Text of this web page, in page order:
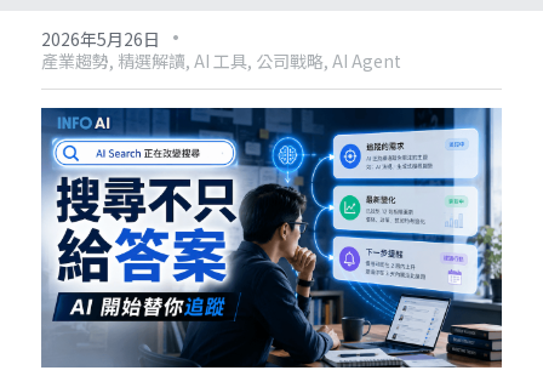
2026年5月26日 ·
產業趨勢, 精選解讀, AI 工具, 公司戰略, AI Agent